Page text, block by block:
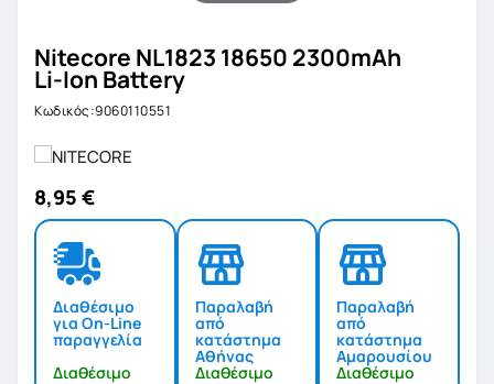
Nitecore NL1823 18650 2300mAh
Li-Ion Battery
Κωδικός:9060110551
8,95 €
Διαθέσιμο
για On-Line
παραγγελία
Διαθέσιμο
Παραλαβή
από
κατάστημα
Αθήνας
Διαθέσιμο
Παραλαβή
από
κατάστημα
Αμαρουσίου
Διαθέσιμο